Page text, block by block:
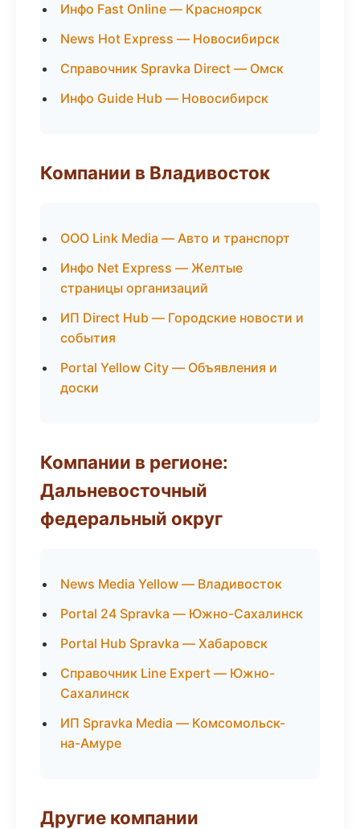
Инфо Fast Online — Красноярск
News Hot Express — Новосибирск
Справочник Spravka Direct — Омск
Инфо Guide Hub — Новосибирск
Компании в Владивосток
ООО Link Media — Авто и транспорт
Инфо Net Express — Желтые
страницы организаций
ИП Direct Hub — Городские новости и
события
Portal Yellow City — Объявления и
доски
Компании в регионе:
Дальневосточный
федеральный округ
News Media Yellow — Владивосток
Portal 24 Spravka — Южно-Сахалинск
Portal Hub Spravka — Хабаровск
Справочник Line Expert — Южно-
Сахалинск
ИП Spravka Media — Комсомольск-
на-Амуре
Другие компании